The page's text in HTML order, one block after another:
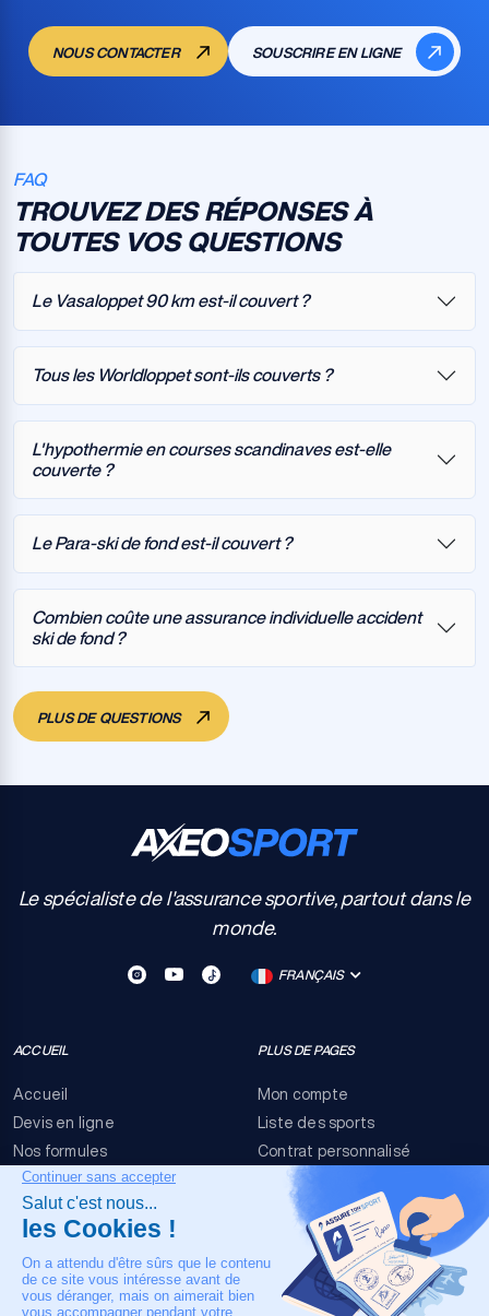
NOUS CONTACTER SOUSCRIRE EN LIGNE
FAQ
TROUVEZ DES RÉPONSES À
TOUTES VOS QUESTIONS
Le Vasaloppet 90 km est-il couvert ?
Tous les Worldloppet sont-ils couverts ?
L'hypothermie en courses scandinaves est-elle
couverte ?
Le Para-ski de fond est-il couvert ?
Combien coûte une assurance individuelle accident
ski de fond ?
PLUS DE QUESTIONS
Le spécialiste de l'assurance sportive, partout dans le
monde.
FRANÇAIS
ACCUEIL
Accueil
Devis en ligne
Nos formules
FAQ
Nous contacter
PLUS DE PAGES
Mon compte
Liste des sports
Contrat personnalisé
Conditions générales
Risques événementiels
Mentions légales
NOTRE CONTACT